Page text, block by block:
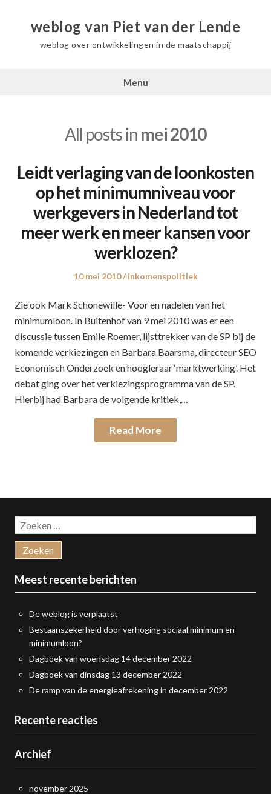
weblog van Piet van der Lende
weblog over ontwikkelingen in de maatschappij
Menu
All posts in mei 2010
Leidt verlaging van de loonkosten
op het minimumniveau voor
werkgevers in Nederland tot
meer werk en meer kansen voor
werklozen?
Posted
10 mei 2010
Posted
inkomenspolitiek
Zie ook Mark Schonewille- Voor en nadelen van het
minimumloon. In Buitenhof van 9 mei 2010 was er een
discussie tussen Emile Roemer, lijsttrekker van de SP bij de
komende verkiezingen en Barbara Baarsma, directeur SEO
Economisch Onderzoek en hoogleraar ‘marktwerking’. Het
debat ging over het verkiezingsprogramma van de SP.
Hierbij had Barbara de volgende kritiek,…
Read More
Zoeken
naar:
Meest recente berichten
De weblog is verplaatst
Bestaanszekerheid door verhoging sociaal minimum en
minimumloon?
Dagboek van woensdag 14 december 2022
Dagboek van dinsdag 13 december 2022
De ramp van de energieafrekening in december 2022
Recente reacties
Archief
november 2025